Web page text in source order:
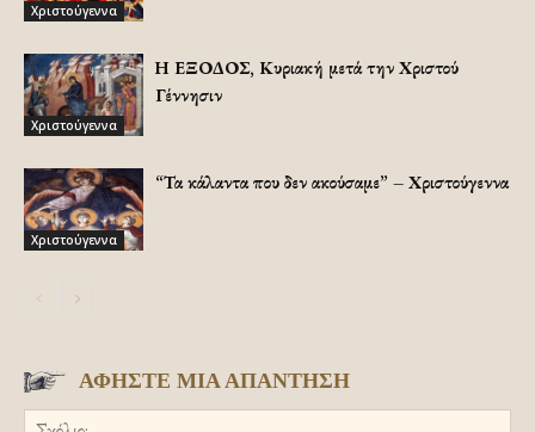
Χριστούγεννα
Χριστούγεννα
Η ΕΞΟΔΟΣ, Κυριακή μετά την Χριστού
Γέννησιν
Χριστούγεννα
“Τα κάλαντα που δεν ακούσαμε” – Χριστούγεννα
ΑΦΗΣΤΕ ΜΙΑ ΑΠΑΝΤΗΣΗ